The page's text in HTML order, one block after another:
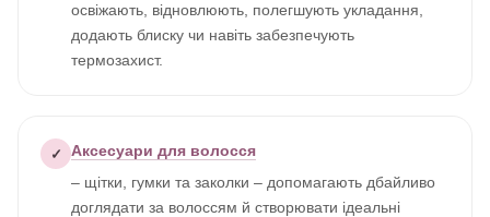
освіжають, відновлюють, полегшують укладання,
додають блиску чи навіть забезпечують
термозахист.
✓
Аксесуари для волосся
– щітки, гумки та заколки – допомагають дбайливо
доглядати за волоссям й створювати ідеальні